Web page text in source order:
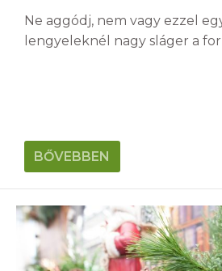
Ne aggódj, nem vagy ezzel
lengyeleknél nagy sláger a
BŐVEBBEN